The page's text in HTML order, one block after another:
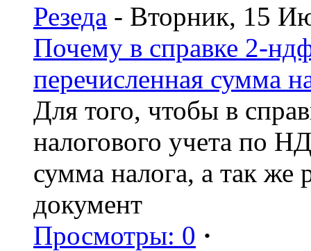
Резеда - Вторник, 15
Почему в справке 2-
перечисленная сумма
Для того, чтобы в
налогового учета по
сумма налога, а так же
документ
Просмотры: 0 ·